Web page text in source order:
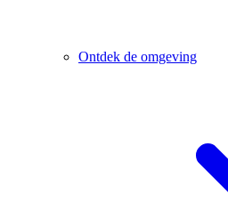
Ontdek de omgeving